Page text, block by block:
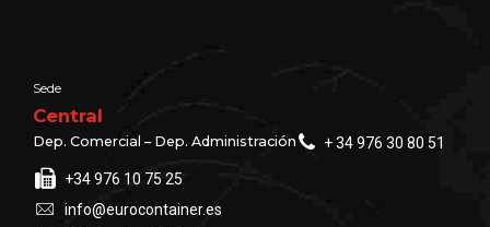
Sede
Central
Dep. Comercial – Dep. Administración + 34 976 30 80 51
+34 976 10 75 25
info@eurocontainer.es